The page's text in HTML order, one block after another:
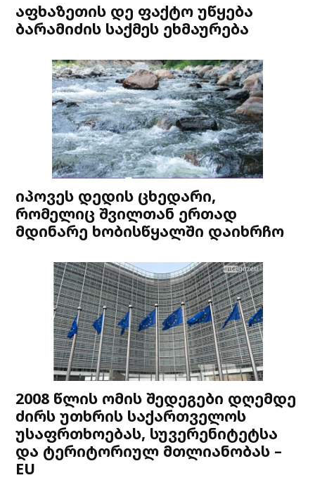
აფხაზეთის დე ფაქტო უწყება
ბარამიძის საქმეს ეხმაურება
იპოვეს დედის ცხედარი,
რომელიც შვილთან ერთად
მდინარე ხობისწყალში დაიხრჩო
2008 წლის ომის შედეგები დღემდე
ძირს უთხრის საქართველოს
უსაფრთხოებას, სუვერენიტეტსა
და ტერიტორიულ მთლიანობას –
EU